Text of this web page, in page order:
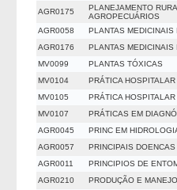
AGR0175
PLANEJAMENTO
AGROPECUÁRIOS
AGR0058
PLANTAS MEDICINAIS
AGR0176
PLANTAS MEDICINAIS
MV0099
PLANTAS TÓXICAS
MV0104
PRÁTICA
MV0105
PRÁTICA
MV0107
PRÁTICAS EM
AGR0045
PRINC EM
AGR0057
PRINCIPAIS
AGR0011
PRINCIPIOS DE
AGR0210
PRODUÇÃO E